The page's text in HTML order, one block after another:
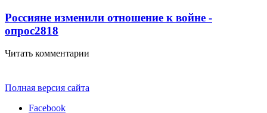
Россияне изменили отношение к войне -
опрос2818
Читать комментарии
Полная версия сайта
Facebook